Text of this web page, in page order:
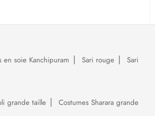
en soie Kanchipuram Sari rouge
Sari
grande taille
Costumes Sharara grande